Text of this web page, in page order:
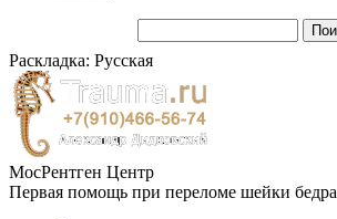
Раскладка: Русская
МосРентген Центр
Первая помощь при переломе шейки бедра